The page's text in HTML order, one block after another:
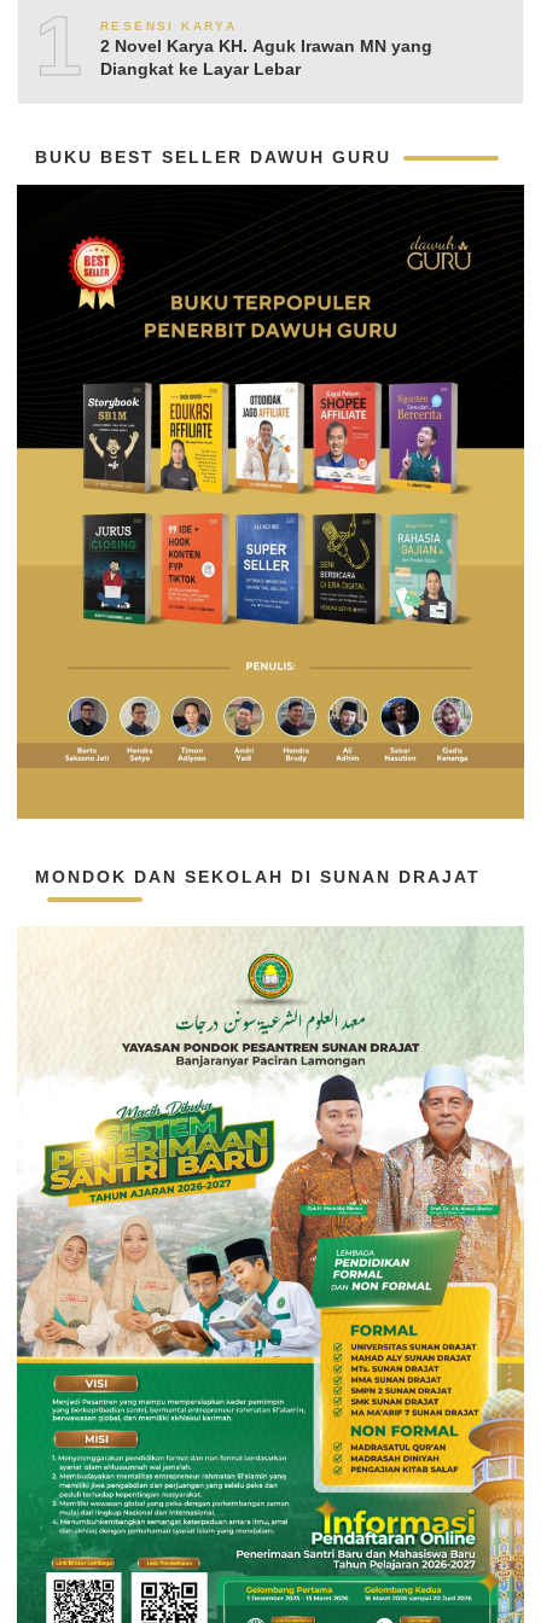
10RESENSI KARYA
2 Novel Karya KH. Aguk Irawan MN yang
Diangkat ke Layar Lebar
BUKU BEST SELLER DAWUH GURU
MONDOK DAN SEKOLAH DI SUNAN DRAJAT